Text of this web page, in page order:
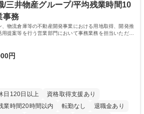
ることができます。平均19:30の退勤以降の業
り、メリハリのある働き方となります。 学
高専 短大 語学力： 資格：
/三井物産グループ/平均残業時間10
事務
物流倉庫等の不動産開発事業における用地取得、開発推
提案等を行う営業部門において事務業務を担当いただき
円
日120日以上
資格取得支援あり
業時間20時間以内 転勤なし
退職金あり